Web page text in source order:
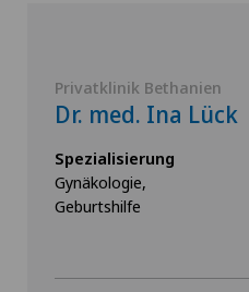
Privatklinik Bethanien
Dr. med. Ina Lück
Spezialisierung
Gynäkologie,
Geburtshilfe